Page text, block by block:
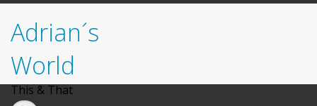
Adrian´s
World
This & That